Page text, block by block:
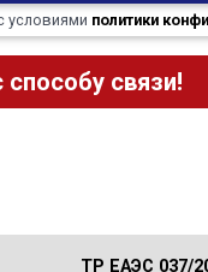
условиями политики
связи!
ТР ЕАЭС 037/